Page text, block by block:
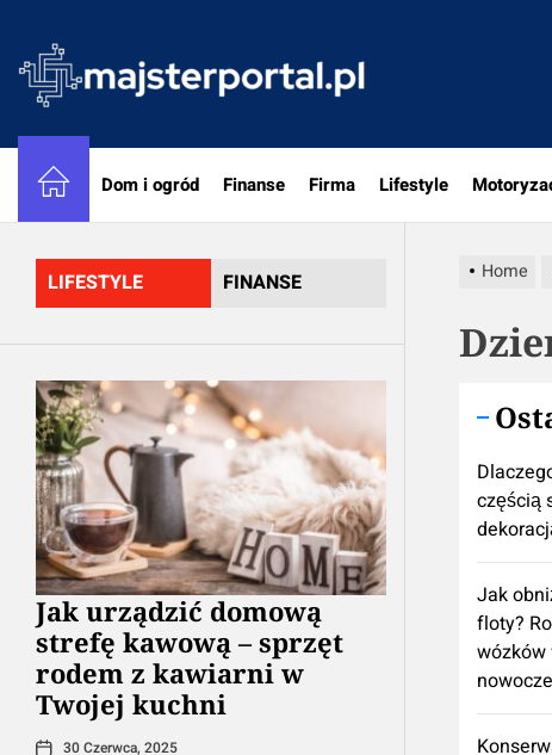
the
content
Dom i ogród Finanse Firma Lifestyle
LIFESTYLE FINANSE
​Jak urządzić domową
strefę kawową – sprzęt
rodem z kawiarni w
Twojej kuchni
30 Czerwca, 2025
Home
częścią
Jak
floty?
wózków